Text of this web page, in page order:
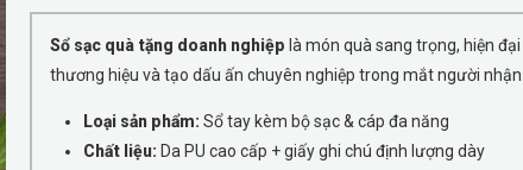
Sổ sạc quà tặng doanh nghiệp là món quà sang trọng, hiện
thương hiệu và tạo dấu ấn chuyên nghiệp trong mắt người nhận.
Loại sản phẩm: Sổ tay kèm bộ sạc & cáp đa năng
Chất liệu: Da PU cao cấp + giấy ghi chú định lượng dày